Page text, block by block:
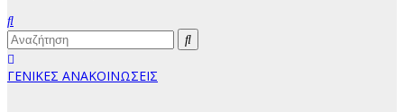
ΓΕΝΙΚΕΣ ΑΝΑΚΟΙΝΩΣΕΙΣ